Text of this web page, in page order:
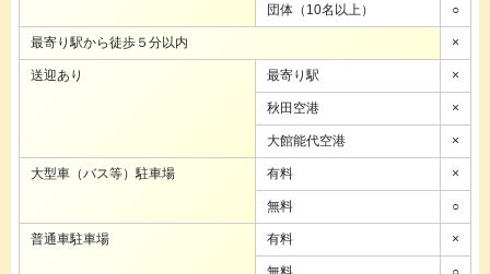
団体（10名以上） ○
最寄り駅から徒歩５分以内 ×
送迎あり 最寄り駅 ×
秋田空港 ×
大館能代空港 ×
大型車（バス等）駐車場 有料 ×
無料 ○
普通車駐車場 有料 ×